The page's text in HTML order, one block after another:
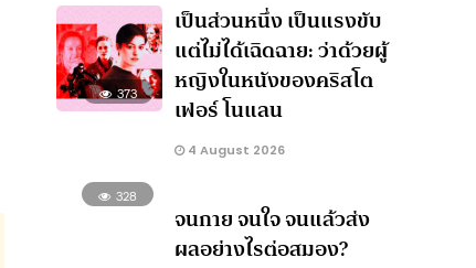
373
เป็นส่วนหนึ่ง เป็นแรงขับ
แต่ไม่ได้เฉิดฉาย: ว่าด้วยผู้
หญิงในหนังของคริสโต
เฟอร์ โนแลน
4 August 2026
328
จนกาย จนใจ จนแล้วส่ง
ผลอย่างไรต่อสมอง?